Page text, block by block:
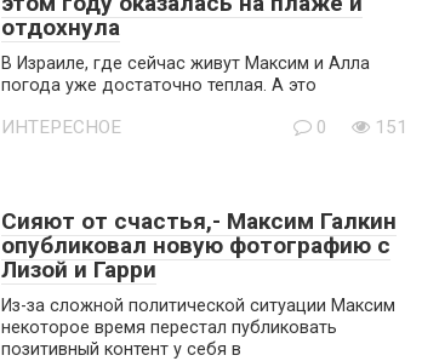
отдохнула
В Израиле, где сейчас живут Максим и Алла
погода уже достаточно теплая. А это
ИНТЕРЕСНОЕ 0 151
Сияют от счастья,- Максим Галкин
опубликовал новую фотографию с
Лизой и Гарри
Из-за сложной политической ситуации Максим
некоторое время перестал публиковать
позитивный контент у себя в